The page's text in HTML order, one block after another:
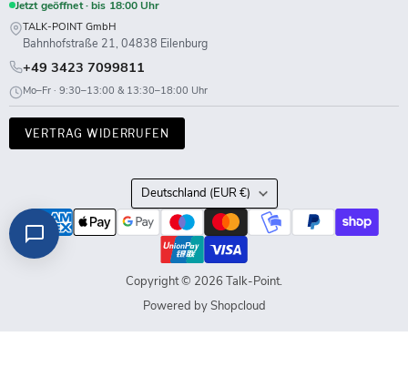
Jetzt geöffnet · bis 18:00 Uhr
TALK-POINT GmbH
Bahnhofstraße 21, 04838 Eilenburg
+49 3423 7099811
Mo–Fr · 9:30–13:00 & 13:30–18:00 Uhr
VERTRAG WIDERRUFEN
Land
Deutschland (EUR €)
Copyright © 2026 Talk-Point.
Powered by Shopcloud